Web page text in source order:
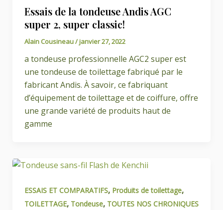
Essais de la tondeuse Andis AGC
super 2, super classic!
Alain Cousineau/janvier 27, 2022
a tondeuse professionnelle AGC2 super est
une tondeuse de toilettage fabriqué par le
fabricant Andis. À savoir, ce fabriquant
d’équipement de toilettage et de coiffure, offre
une grande variété de produits haut de
gamme
ESSAIS ET COMPARATIFS, Produits de toilettage,
TOILETTAGE, Tondeuse, TOUTES NOS CHRONIQUES